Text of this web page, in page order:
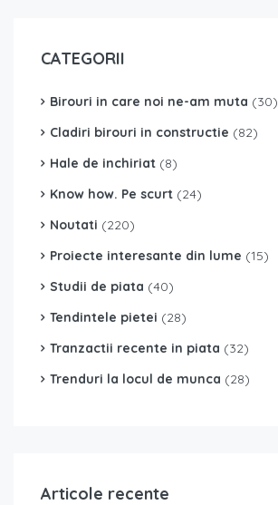
CATEGORII
Birouri in care noi ne-am muta (30)
Cladiri birouri in constructie (82)
Hale de inchiriat (8)
Know how. Pe scurt (24)
Noutati (220)
Proiecte interesante din lume (15)
Studii de piata (40)
Tendintele pietei (28)
Tranzactii recente in piata (32)
Trenduri la locul de munca (28)
Articole recente